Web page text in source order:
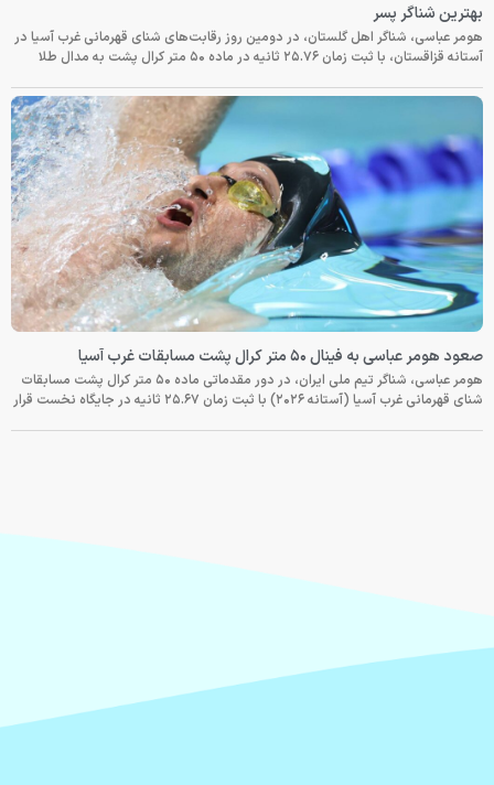
بهترین شناگر پسر
هومر عباسی، شناگر اهل گلستان، در دومین روز رقابت‌های شنای قهرمانی غرب آسیا در
آستانه قزاقستان، با ثبت زمان ۲۵.۷۶ ثانیه در ماده ۵۰ متر کرال پشت به مدال طلا
صعود هومر عباسی به فینال ۵۰ متر کرال پشت مسابقات غرب آسیا
هومر عباسی، شناگر تیم ملی ایران، در دور مقدماتی ماده ۵۰ متر کرال پشت مسابقات
شنای قهرمانی غرب آسیا (آستانه ۲۰۲۶) با ثبت زمان ۲۵.۶۷ ثانیه در جایگاه نخست قرار